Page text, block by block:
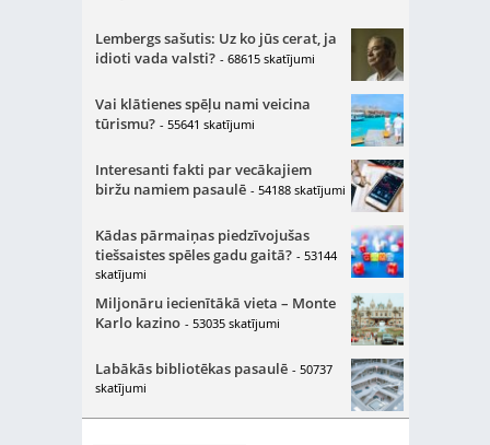
Lembergs sašutis: Uz ko jūs cerat, ja
idioti vada valsti? - 68615 skatījumi
Vai klātienes spēļu nami veicina
tūrismu? - 55641 skatījumi
Interesanti fakti par vecākajiem
biržu namiem pasaulē - 54188 skatījumi
Kādas pārmaiņas piedzīvojušas
tiešsaistes spēles gadu gaitā? - 53144
skatījumi
Miljonāru iecienītākā vieta – Monte
Karlo kazino - 53035 skatījumi
Labākās bibliotēkas pasaulē - 50737
skatījumi